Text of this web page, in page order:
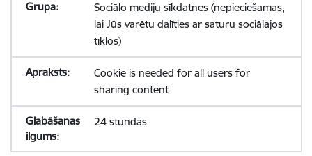
Sociālo mediju sīkdatnes (nepieciešamas,
lai Jūs varētu dalīties ar saturu sociālajos
tīklos)
Cookie is needed for all users for
sharing content
24 stundas